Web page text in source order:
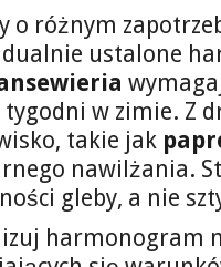
o różnym
ustalone
tygodni w zimie. Z
takie jak
nawilżania.
gleby, a nie
harmonogram